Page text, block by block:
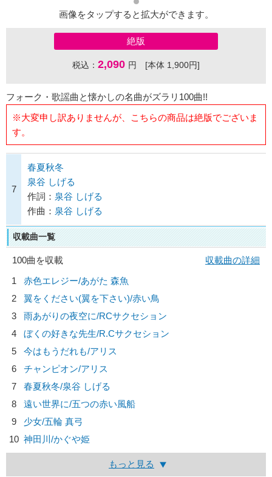
画像をタップすると拡大ができます。
絶版
税込： 2,090 円 [本体 1,900円]
フォーク・歌謡曲と懐かしの名曲がズラリ100曲!!
※大変申し訳ありませんが、こちらの商品は絶版でございま
す。
7
春夏秋冬
泉谷 しげる
作詞： 泉谷 しげる
作曲： 泉谷 しげる
収載曲一覧
100曲を収載
収載曲の詳細
1
赤色エレジー/あがた 森魚
2
翼をください(翼を下さい)/赤い鳥
3
雨あがりの夜空に/RCサクセション
4
ぼくの好きな先生/R.Cサクセション
5
今はもうだれも/アリス
6
チャンピオン/アリス
7
春夏秋冬/泉谷 しげる
8
遠い世界に/五つの赤い風船
9
少女/五輪 真弓
10 神田川/かぐや姫
もっと見る